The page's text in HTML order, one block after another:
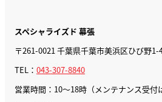
スペシャライズド 幕張
〒261-0021 千葉県千葉市美浜区ひび野1-
TEL： 043-307-8840
営業時間：10〜18時（メンテナンス受